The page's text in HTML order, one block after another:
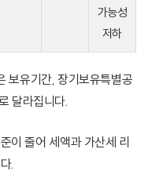
가능성
저하
보유기간, 장기보유특별공
달라집니다.
이 줄어 세액과 가산세 리
.